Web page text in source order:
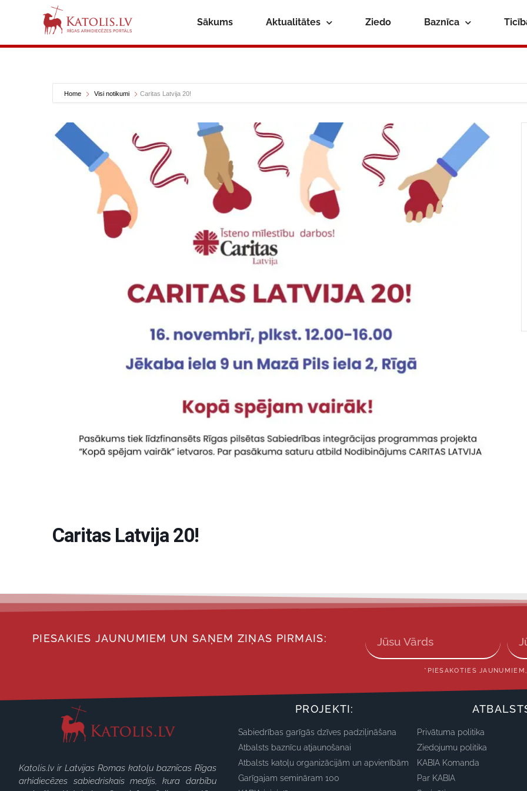
Sākums Aktualitātes Ziedo Baznīca
Home Visi notikumi Caritas Latvija 20!
Caritas Latvija 20!
PIESAKIES JAUNUMIEM UN SAŅEM ZIŅAS PIRMAIS:
*PIESAKOTIES
Katolis.lv ir Latvijas Romas katoļu baznīcas Rīgas
arhidiecēzes sabiedriskais medijs, kura darbību
PROJEKTI:
Sabiedrības garīgās dzīves padziļināšana
Atbalsts baznīcu atjaunošanai
Atbalsts katoļu organizācijām un apvienībām
Garīgajam semināram 100
Privātuma politika
Ziedojumu politika
KABIA Komanda
Par KABIA